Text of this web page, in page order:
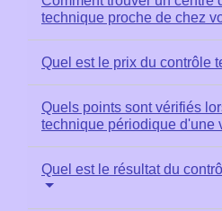
technique proche de chez
Quel est le prix du contrôle
Quels points sont vérifiés
technique périodique d'une
Quel est le résultat du